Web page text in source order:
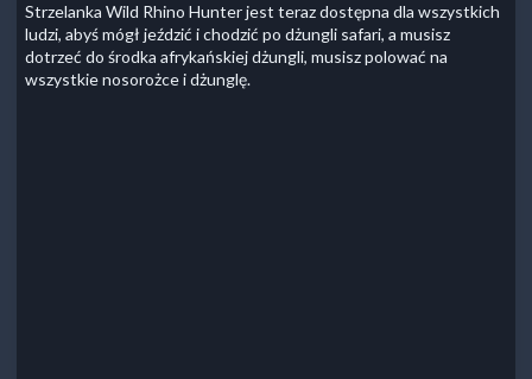
Strzelanka Wild Rhino Hunter jest teraz dostępna dla wszystkich
ludzi, abyś mógł jeździć i chodzić po dżungli safari, a musisz
dotrzeć do środka afrykańskiej dżungli, musisz polować na
wszystkie nosorożce i dżunglę.